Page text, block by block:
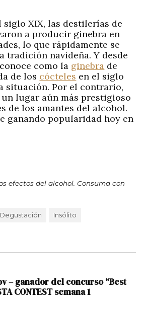
XIX, las destilerías de
a producir ginebra en
lo que rápidamente se
tradición navideña. Y desde
como la ginebra de
de los cócteles en el siglo
situación. Por el contrario,
lugar aún más prestigioso
de los amantes del alcohol.
ganando popularidad hoy en
efectos del alcohol.Consuma con
Degustación Insólito
– ganador del concurso “Best
CONTEST semana 1